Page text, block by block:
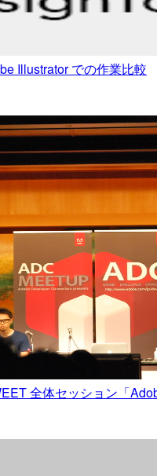
Illustrator での作業比較
全体セッション「